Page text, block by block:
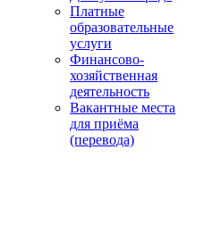
Платные
образовательные
услуги
Финансово-
хозяйственная
деятельность
Вакантные места
для приёма
(перевода)